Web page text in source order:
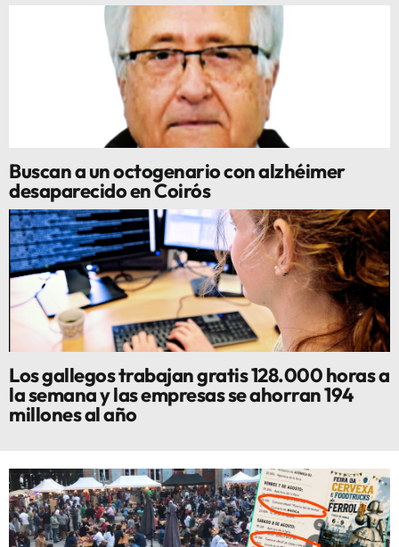
Buscan a un octogenario con alzhéimer
desaparecido en Coirós
Los gallegos trabajan gratis 128.000 horas a
la semana y las empresas se ahorran 194
millones al año